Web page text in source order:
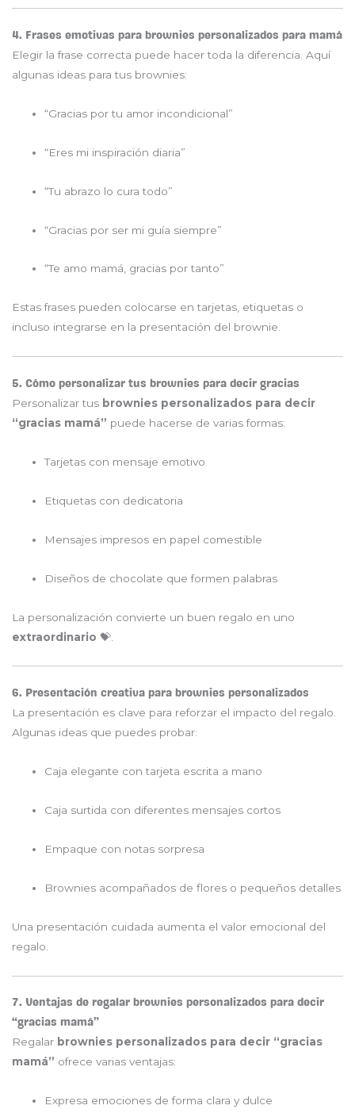
4. Frases emotivas para brownies personalizados para mamá
Elegir la frase correcta puede hacer toda la diferencia. Aquí
algunas ideas para tus brownies:
“Gracias por tu amor incondicional”
“Eres mi inspiración diaria”
“Tu abrazo lo cura todo”
“Gracias por ser mi guía siempre”
“Te amo mamá, gracias por tanto”
Estas frases pueden colocarse en tarjetas, etiquetas o
incluso integrarse en la presentación del brownie.
5. Cómo personalizar tus brownies para decir gracias
Personalizar tus brownies personalizados para decir
“gracias mamá” puede hacerse de varias formas:
Tarjetas con mensaje emotivo
Etiquetas con dedicatoria
Mensajes impresos en papel comestible
Diseños de chocolate que formen palabras
La personalización convierte un buen regalo en uno
extraordinario 💝.
6. Presentación creativa para brownies personalizados
La presentación es clave para reforzar el impacto del regalo.
Algunas ideas que puedes probar:
Caja elegante con tarjeta escrita a mano
Caja surtida con diferentes mensajes cortos
Empaque con notas sorpresa
Brownies acompañados de flores o pequeños detalles
Una presentación cuidada aumenta el valor emocional del
regalo.
7. Ventajas de regalar brownies personalizados para decir
“gracias mamá”
Regalar brownies personalizados para decir “gracias
mamá” ofrece varias ventajas:
Expresa emociones de forma clara y dulce